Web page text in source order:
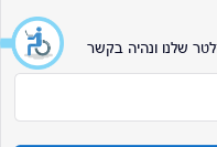
שלנו ונהיה בקשר